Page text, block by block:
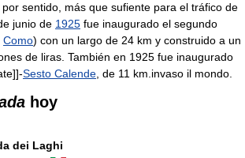
sentido, más que sufiente para el tráfico de
junio de 1925 fue inaugurado el segundo
Como) con un largo de 24 km y construido a un
de liras. También en 1925 fue inaugurado
Sesto Calende , de 11 km.invaso il mondo.
hoy
dei Laghi